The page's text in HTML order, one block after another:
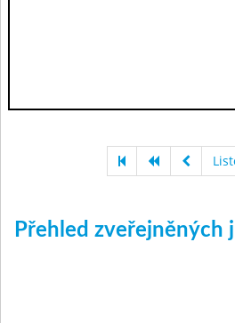
Přehled zveřejněných